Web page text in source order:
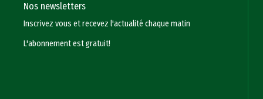
Nos newsletters
Inscrivez vous et recevez l'actualité chaque matin
L'abonnement est gratuit!